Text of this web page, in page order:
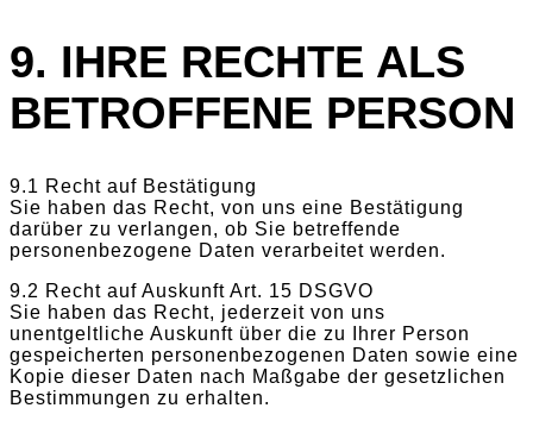
9. IHRE RECHTE ALS
BETROFFENE PERSON
9.1 Recht auf Bestätigung
Sie haben das Recht, von uns eine Bestätigung
darüber zu verlangen, ob Sie betreffende
personenbezogene Daten verarbeitet werden.
9.2 Recht auf Auskunft Art. 15 DSGVO
Sie haben das Recht, jederzeit von uns
unentgeltliche Auskunft über die zu Ihrer Person
gespeicherten personenbezogenen Daten sowie eine
Kopie dieser Daten nach Maßgabe der gesetzlichen
Bestimmungen zu erhalten.